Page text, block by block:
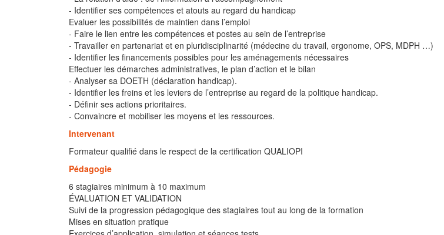
- Identifier ses compétences et atouts au regard du handicap
Evaluer les possibilités de maintien dans l’emploi
- Faire le lien entre les compétences et postes au sein de l’entreprise
- Travailler en partenariat et en pluridisciplinarité (médecine du travail, ergonome, OPS, MDPH …)
- Identifier les financements possibles pour les aménagements nécessaires
Effectuer les démarches administratives, le plan d’action et le bilan
- Analyser sa DOETH (déclaration handicap).
- Identifier les freins et les leviers de l’entreprise au regard de la politique handicap.
- Définir ses actions prioritaires.
- Convaincre et mobiliser les moyens et les ressources.
Intervenant
Formateur qualifié dans le respect de la certification QUALIOPI
Pédagogie
6 stagiaires minimum à 10 maximum
ÉVALUATION ET VALIDATION
Suivi de la progression pédagogique des stagiaires tout au long de la formation
Mises en situation pratique